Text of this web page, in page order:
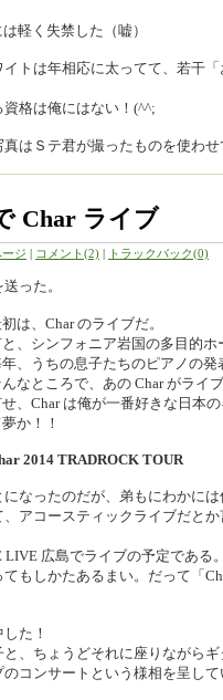
軽く失禁した（嘘）
トは年相応に太ってて、若干
格は俺にはない！(^^;
はＳテ君が撮ったものを使わせ
Char ライブ
ジ | コメント(2) | トラックバック(0)
った。
は、Char のライブだ。
、シンフォニア岩国の多目的ホ
、うちの息子たちのピアノの発
んなところで、あの Char がライ
、Char は俺が一番好きな日本
か！！
2014 TRADROCK TOUR
なったのだが、弟もにわかに
アコースティックライブだと
LIVE 広島でライブの予定であ
もしかたあるまい。だって「
た！
、ちょうどそれに座りながら
コンサートという様相を呈して